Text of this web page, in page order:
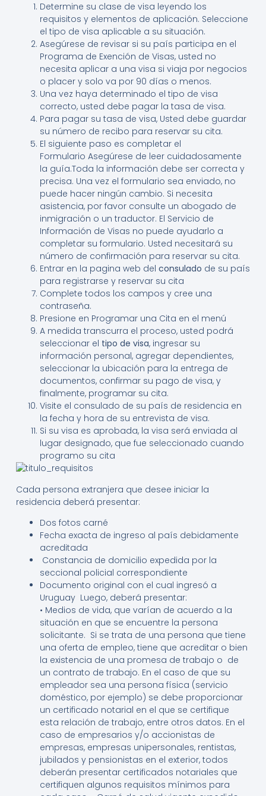
Determine su clase de visa leyendo los
requisitos y elementos de aplicación. Seleccione
el tipo de visa aplicable a su situación.
Asegúrese de revisar si su país participa en el
Programa de Exención de Visas, usted no
necesita aplicar a una visa si viaja por negocios
o placer y solo va por 90 días o menos.
Una vez haya determinado el tipo de visa
correcto, usted debe pagar la tasa de visa.
Para pagar su tasa de visa, Usted debe guardar
su número de recibo para reservar su cita.
El siguiente paso es completar el
Formulario Asegúrese de leer cuidadosamente
la guía.Toda la información debe ser correcta y
precisa. Una vez el formulario sea enviado, no
puede hacer ningún cambio. Si necesita
asistencia, por favor consulte un abogado de
inmigración o un traductor. El Servicio de
Información de Visas no puede ayudarlo a
completar su formulario. Usted necesitará su
número de confirmación para reservar su cita.
Entrar en la pagina web del consulado de su país
para registrarse y reservar su cita
Complete todos los campos y cree una
contraseña.
Presione en Programar una Cita en el menú
A medida transcurra el proceso, usted podrá
seleccionar el tipo de visa, ingresar su
información personal, agregar dependientes,
seleccionar la ubicación para la entrega de
documentos, confirmar su pago de visa, y
finalmente, programar su cita.
Visite el consulado de su país de residencia en
la fecha y hora de su entrevista de visa.
Si su visa es aprobada, la visa será enviada al
lugar designado, que fue seleccionado cuando
programo su cita
Cada persona extranjera que desee iniciar la
residencia deberá presentar:
Dos fotos carné
Fecha exacta de ingreso al país debidamente
acreditada
Constancia de domicilio expedida por la
seccional policial correspondiente
Documento original con el cual ingresó a
Uruguay Luego, deberá presentar:
• Medios de vida, que varían de acuerdo a la
situación en que se encuentre la persona
solicitante. Si se trata de una persona que tiene
una oferta de empleo, tiene que acreditar o bien
la existencia de una promesa de trabajo o de
un contrato de trabajo. En el caso de que su
empleador sea una persona física (servicio
doméstico, por ejemplo) se debe proporcionar
un certificado notarial en el que se certifique
esta relación de trabajo, entre otros datos. En el
caso de empresarios y/o accionistas de
empresas, empresas unipersonales, rentistas,
jubilados y pensionistas en el exterior, todos
deberán presentar certificados notariales que
certifiquen algunos requisitos mínimos para